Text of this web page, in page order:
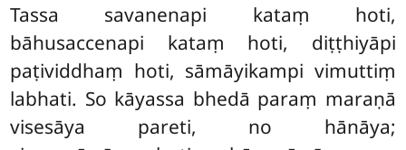
Tassa savanenapi kataṃ hoti,
bāhusaccenapi kataṃ hoti, diṭṭhiyāpi
paṭividdhaṃ hoti, sāmāyikampi vimuttiṃ
labhati. So kāyassa bhedā paraṃ maraṇā
visesāya pareti, no hānāya;